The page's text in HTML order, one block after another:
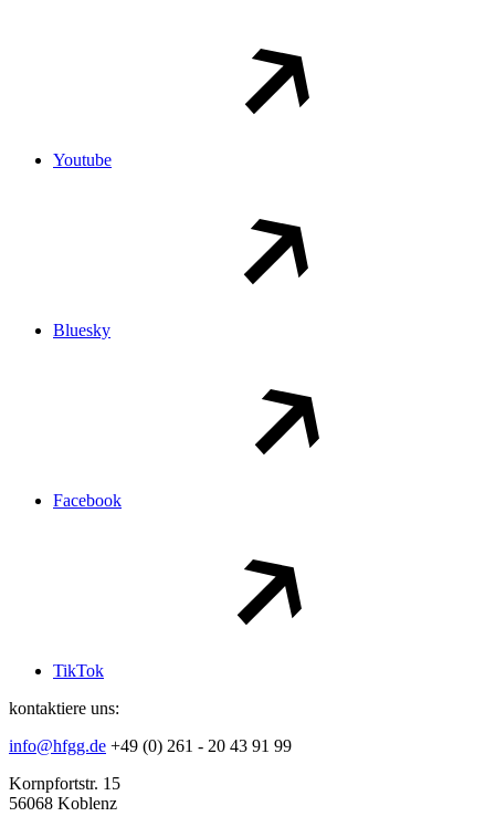
Youtube
Bluesky
Facebook
TikTok
kontaktiere uns:
info@hfgg.de +49 (0) 261 - 20 43 91 99
Kornpfortstr. 15
56068 Koblenz